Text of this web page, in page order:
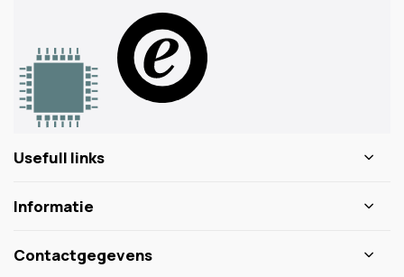
Usefull links
Informatie
Contactgegevens